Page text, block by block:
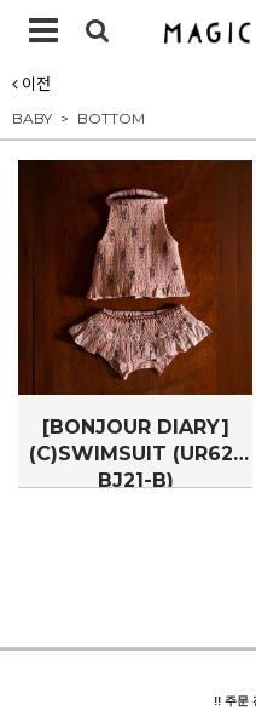
이전
BABY BOTTOM
[BONJOUR DIARY]
(C)SWIMSUIT (UR62-
BJ21-B)
!! 주문